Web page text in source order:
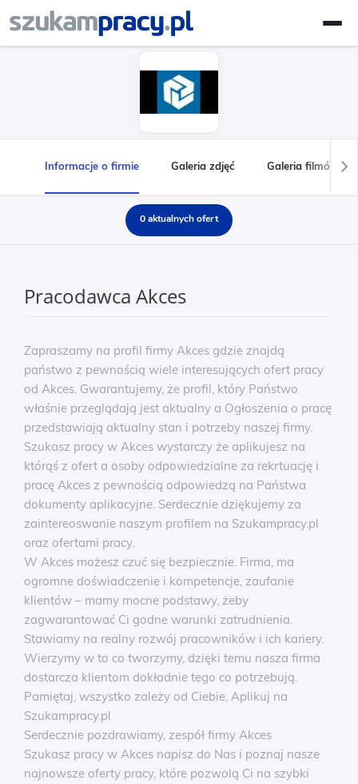
Informacje o firmie Galeria zdjęć Galeria filmów
0 aktualnych ofert
Pracodawca Akces
Zapraszamy na profil firmy Akces gdzie znajdą
państwo z pewnością wiele interesujących ofert pracy
od Akces. Gwarantujemy, że profil, który Państwo
właśnie przeglądają jest aktualny a Ogłoszenia o pracę
przedstawiają aktualny stan i potrzeby naszej firmy.
Szukasz pracy w Akces wystarczy że aplikujesz na
którąś z ofert a osoby odpowiedzialne za rekrtuację i
pracę Akces z pewnością odpowiedzą na Państwa
dokumenty aplikacyjne. Serdecznie dziękujemy za
zaintereoswanie naszym profilem na Szukampracy.pl
oraz ofertami pracy.
W Akces możesz czuć się bezpiecznie. Firma, ma
ogromne doświadczenie i kompetencje, zaufanie
klientów – mamy mocne podstawy, żeby
zagwarantować Ci godne warunki zatrudnienia.
Stawiamy na realny rozwój pracowników i ich kariery.
Wierzymy w to co tworzymy, dzięki temu nasza firma
dostarcza klientom dokładnie tego co potrzebują.
Pamiętaj, wszystko zależy od Ciebie, Aplikuj na
Szukampracy.pl
Serdecznie pozdrawiamy, zespół firmy Akces
Szukasz pracy w Akces napisz do Nas i poznaj nasze
najnowsze oferty pracy, które pozwolą Ci na szybki